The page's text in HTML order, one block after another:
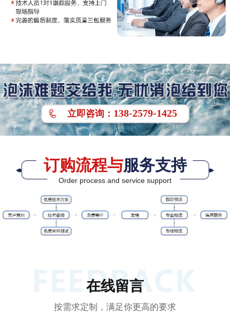
立即咨询 ： 138-2579-1425
订购流程与服务支持
Order process and service support
在线留言
按需求定制，满足你更高的要求